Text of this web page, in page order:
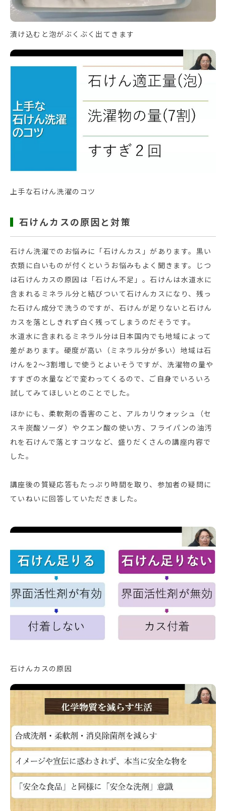
漬け込むと泡がぶくぶく出てきます
上手な石けん洗濯のコツ
石けんカスの原因と対策
石けん洗濯でのお悩みに「石けんカス」があります。黒い
衣類に白いものが付くというお悩みもよく聞きます。じつ
は石けんカスの原因は「石けん不足」。石けんは水道水に
含まれるミネラル分と結びついて石けんカスになり、残っ
た石けん成分で洗うのですが、石けんが足りないと石けん
カスを落としきれず白く残ってしまうのだそうです。
水道水に含まれるミネラル分は日本国内でも地域によって
差があります。硬度が高い（ミネラル分が多い）地域は石
けんを2～3割増しで使うとよいそうですが、洗濯物の量や
すすぎの水量などで変わってくるので、ご自身でいろいろ
試してみてほしいとのことでした。
ほかにも、柔軟剤の香害のこと、アルカリウォッシュ（セ
スキ炭酸ソーダ）やクエン酸の使い方、フライパンの油汚
れを石けんで落とすコツなど、盛りだくさんの講座内容で
した。
講座後の質疑応答もたっぷり時間を取り、参加者の疑問に
ていねいに回答していただきました。
石けんカスの原因